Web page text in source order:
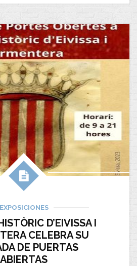
EXPOSICIONES
D’EIVISSA I
CELEBRA SU
DE PUERTAS
ABIERTAS